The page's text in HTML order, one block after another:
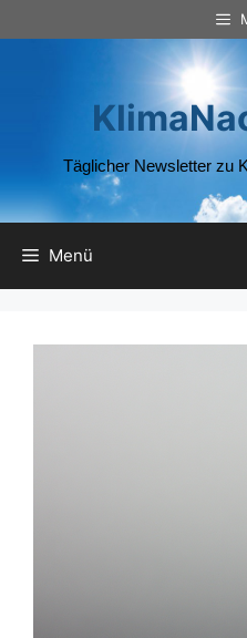
Inhalt
Täglicher Newsletter zu
Menü